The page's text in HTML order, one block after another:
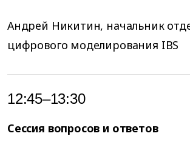
Андрей Никитин, начальник
цифрового моделирования IBS
12:45–13:30
Сессия вопросов и ответов